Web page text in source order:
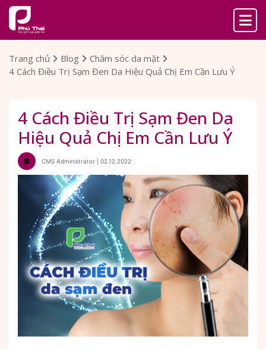
Trang chủ Blog
Chăm sóc da mặt
4 Cách Điều Trị Sạm Đen Da Hiệu Quả Chị Em Cần Lưu Ý
4 Cách Điều Trị Sạm Đen Da
Hiệu Quả Chị Em Cần Lưu Ý
CMS Administrator | 02.12.2022